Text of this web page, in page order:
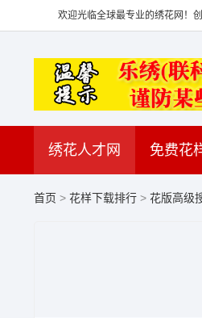
欢迎光临全球最专业的绣花网！
绣花人才网 免费花
首页 > 花样下载排行 > 花版高级